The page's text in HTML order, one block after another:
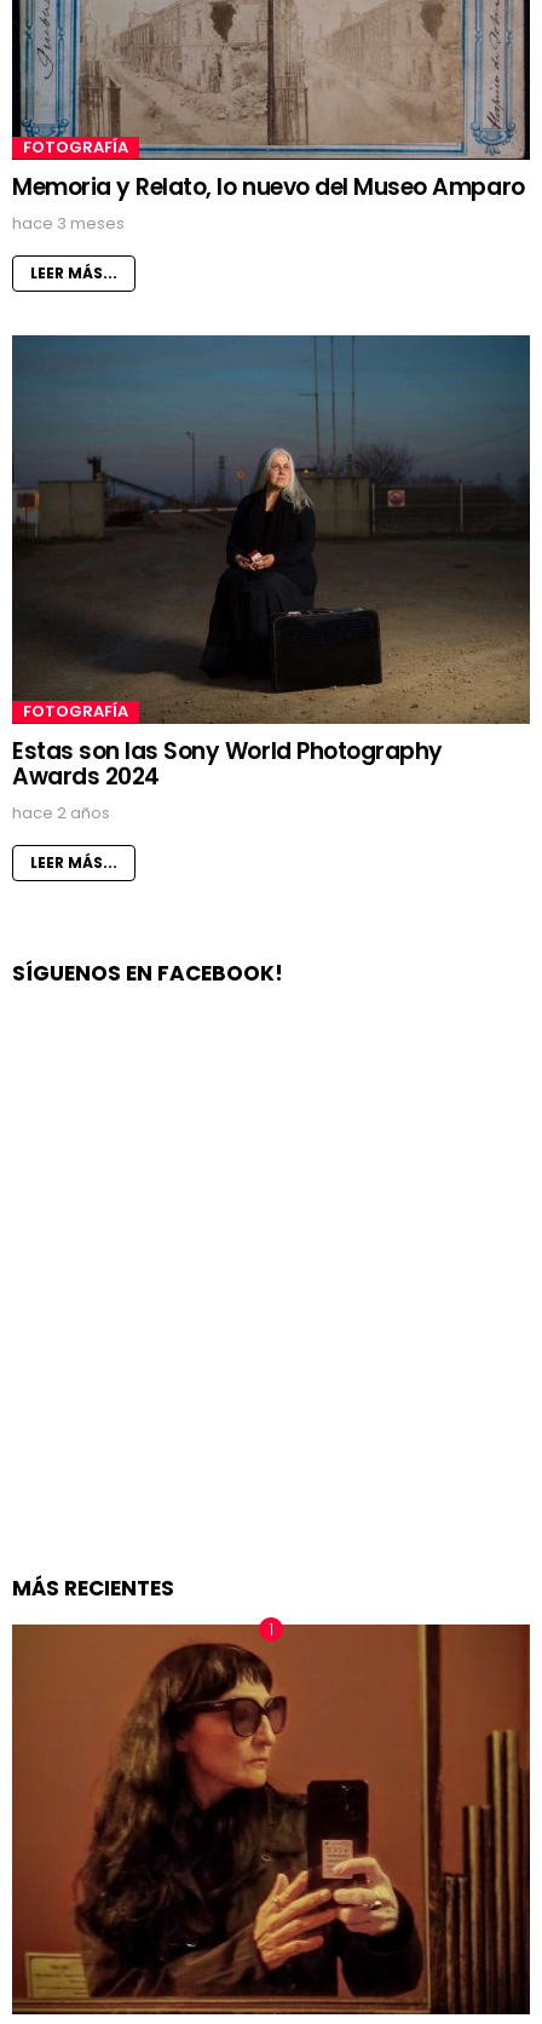
FOTOGRAFÍA
Memoria y Relato, lo nuevo del Museo Amparo
hace 3 meses
LEER MÁS...
FOTOGRAFÍA
Estas son las Sony World Photography
Awards 2024
hace 2 años
LEER MÁS...
SÍGUENOS EN FACEBOOK!
MÁS RECIENTES